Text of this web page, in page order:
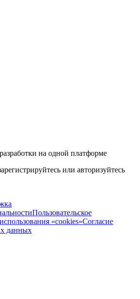
на одной платформе
или авторизуйтесь
Пользовательское
«cookies»Согласие
данных